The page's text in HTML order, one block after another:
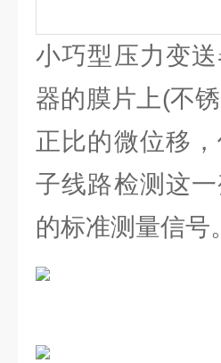
小巧型压力变
器的膜片上(不
正比的微位移
子线路检测这
的标准测量信号。